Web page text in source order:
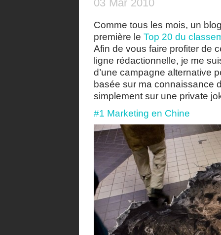
03 Mar 2010
Comme tous les mois, un
première le Top 20 du
Afin de vous faire profiter de
ligne rédactionnelle, je me
d’une campagne alternative
basée sur ma connaissance
simplement sur une private
#1 Marketing en Chine